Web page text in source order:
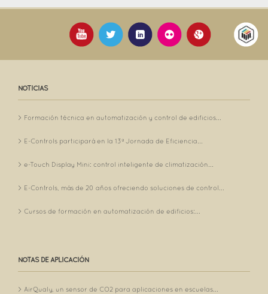
NOTICIAS
Formación técnica en automatización y control de edificios...
E-Controls participará en la 13ª Jornada de Eficiencia...
e-Touch Display Mini: control inteligente de climatización...
E-Controls, más de 20 años ofreciendo soluciones de control...
Cursos de formación en automatización de edificios:...
NOTAS DE APLICACIÓN
AirQualy, un sensor de CO2 para aplicaciones en escuelas...